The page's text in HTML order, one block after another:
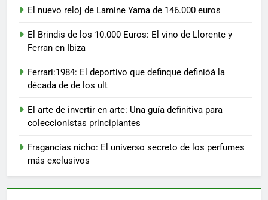
El nuevo reloj de Lamine Yama de 146.000 euros
El Brindis de los 10.000 Euros: El vino de Llorente y
Ferran en Ibiza
Ferrari:1984: El deportivo que definque definióá la
década de de los ult
El arte de invertir en arte: Una guía definitiva para
coleccionistas principiantes
Fragancias nicho: El universo secreto de los perfumes
más exclusivos